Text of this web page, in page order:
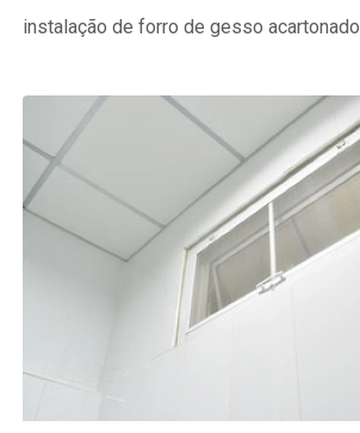
instalação de forro de gesso acartonado